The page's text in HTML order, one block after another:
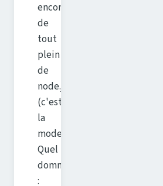
encombrée
de
tout
plein
de
node.js
(c'est
la
mode)...
Quel
dommage
: